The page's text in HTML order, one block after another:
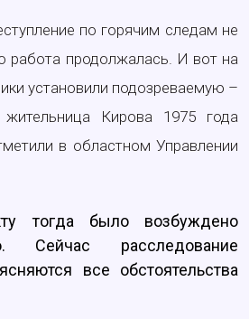
по горячим следам не
работа продолжалась. И вот на
установили подозреваемую –
Кирова 1975 года
в областном Управлении
тогда было возбуждено
Сейчас расследование
все обстоятельства